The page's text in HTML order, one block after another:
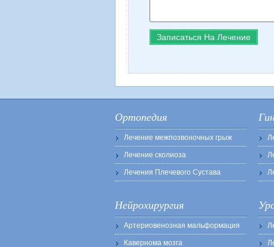
Ортопедия
Лечение межпозвоночных грыж
Лечение сколиоза
Лечения Плечевого Сустава
Нейрохирургия
Артериовенозная мальформация
Кавернома мозга